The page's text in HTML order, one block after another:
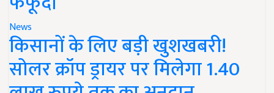
News
किसानों के लिए बड़ी खुशखबरी!
सोलर क्रॉप ड्रायर पर मिलेगा 1.40